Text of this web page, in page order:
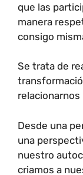
que las
manera
consigo
Se trata de
Desde una
una
nuestro
criamos a